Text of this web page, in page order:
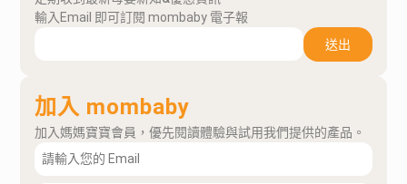
輸入Email 即可訂閱 mombaby 電子報
送出
加入 mombaby
加入媽媽寶寶會員，優先閱讀體驗與試用我們提供的產品。